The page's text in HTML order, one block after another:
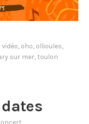
vidéo, oho, ollioules,
sur mer, toulon